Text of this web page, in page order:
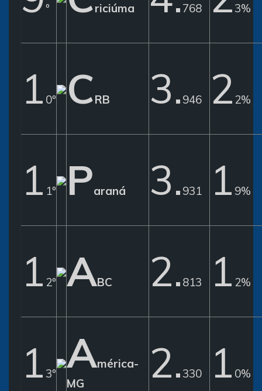
º riciúma 768 3%
1 0º CRB 3. 946 2 2%
1 1º Paraná 3. 931 1 9%
1 2º ABC 2. 813 1 2%
1 3º América-
MG
2. 330 1 0%